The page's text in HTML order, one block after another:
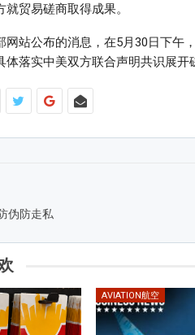
贸易磋商取得成果。
网站公布的消息，在5月30日下午
落实中美双方联合声明共识展开
伪防走私
AVIATION航空